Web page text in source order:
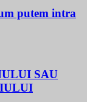
putem intra
SAU